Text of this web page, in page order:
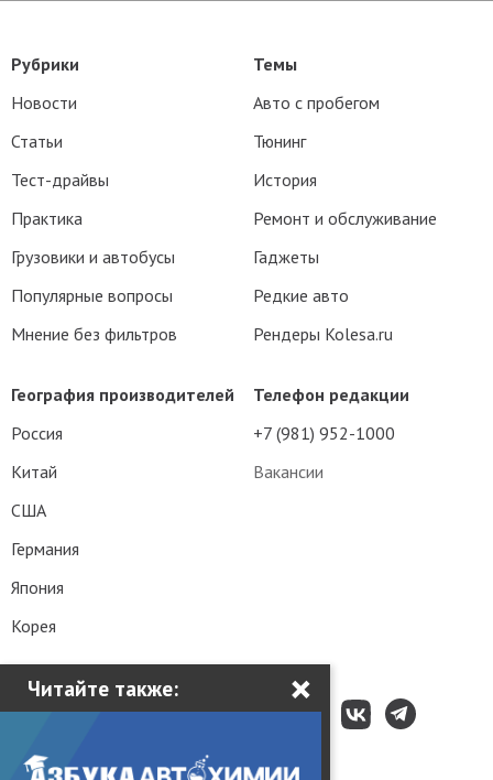
Читайте также: ×
Телефон редакции
+7 (981) 952-1000
Вакансии
Рубрики
Новости
Статьи
Тест-драйвы
Практика
Грузовики и автобусы
Популярные вопросы
Мнение без фильтров
Темы
Авто с пробегом
Тюнинг
История
Ремонт и обслуживание
Гаджеты
Редкие авто
Рендеры Kolesa.ru
География производителей
Россия
Китай
США
Германия
Япония
Корея